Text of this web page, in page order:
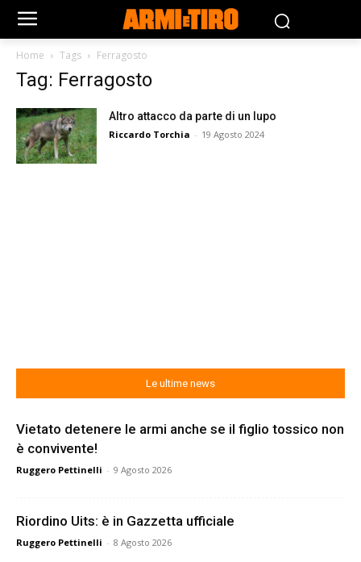
Home Tags Ferragosto
Tag: Ferragosto
Altro attacco da parte di un lupo
Riccardo Torchia - 19 Agosto 2024
Le ultime news
Vietato detenere le armi anche se il figlio tossico non
è convivente!
Ruggero Pettinelli - 9 Agosto 2026
Riordino Uits: è in Gazzetta ufficiale
Ruggero Pettinelli - 8 Agosto 2026